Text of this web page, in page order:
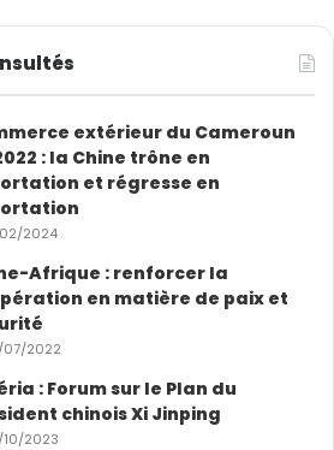
extérieur du Cameroun
: la Chine trône en
et régresse en
2024
Afrique : renforcer la
en matière de paix et
2022
: Forum sur le Plan du
chinois Xi Jinping
2023